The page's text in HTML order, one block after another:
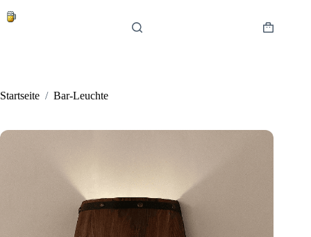
Inhalt
Warenkorb
Startseite / Bar-Leuchte